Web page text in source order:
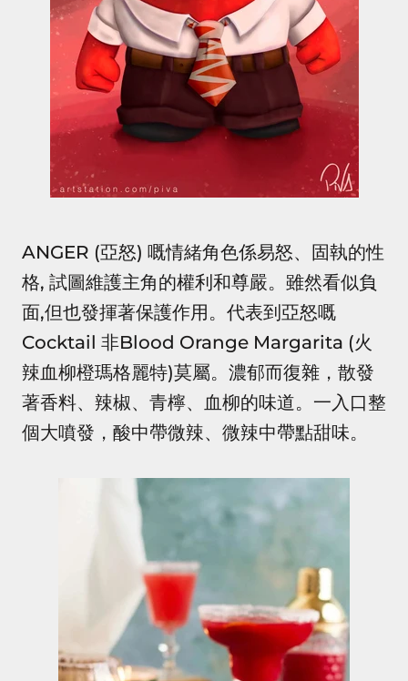
ANGER (亞怒) 嘅情緒角色係易怒、固執的性
格, 試圖維護主角的權利和尊嚴。雖然看似負
面,但也發揮著保護作用。代表到亞怒嘅
Cocktail 非Blood Orange Margarita (火
辣血柳橙瑪格麗特)莫屬。濃郁而復雜，散發
著香料、辣椒、青檸、血柳的味道。一入口整
個大噴發，酸中帶微辣、微辣中帶點甜味。